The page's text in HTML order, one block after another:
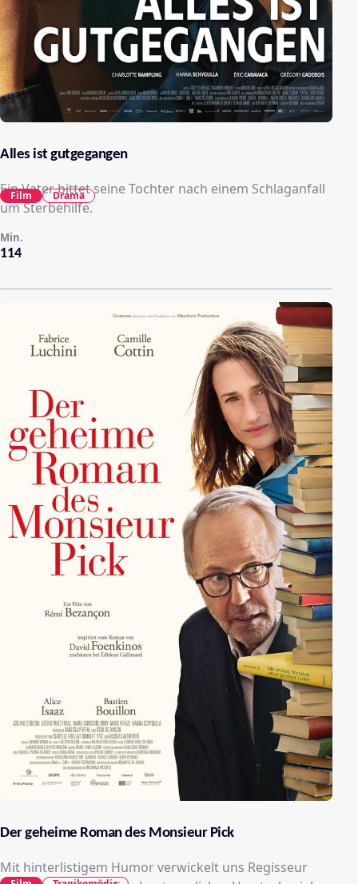
Alles ist gutgegangen
Ein Vater bittet seine Tochter nach einem Schlaganfall
um Sterbehilfe.
114
Min.
Film Drama
Der geheime Roman des Monsieur Pick
Mit hinterlistigem Humor verwickelt uns Regisseur